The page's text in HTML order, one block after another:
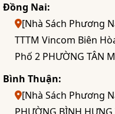
Đồng Nai:
[Nhà Sách Phương
TTTM Vincom Biên
Phố 2 PHƯỜNG TÂN
Bình Thuận:
[Nhà Sách Phương